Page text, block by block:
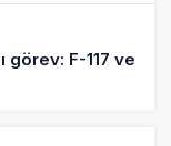
görev: F-117 ve